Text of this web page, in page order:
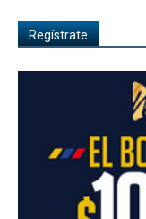
Regístrate